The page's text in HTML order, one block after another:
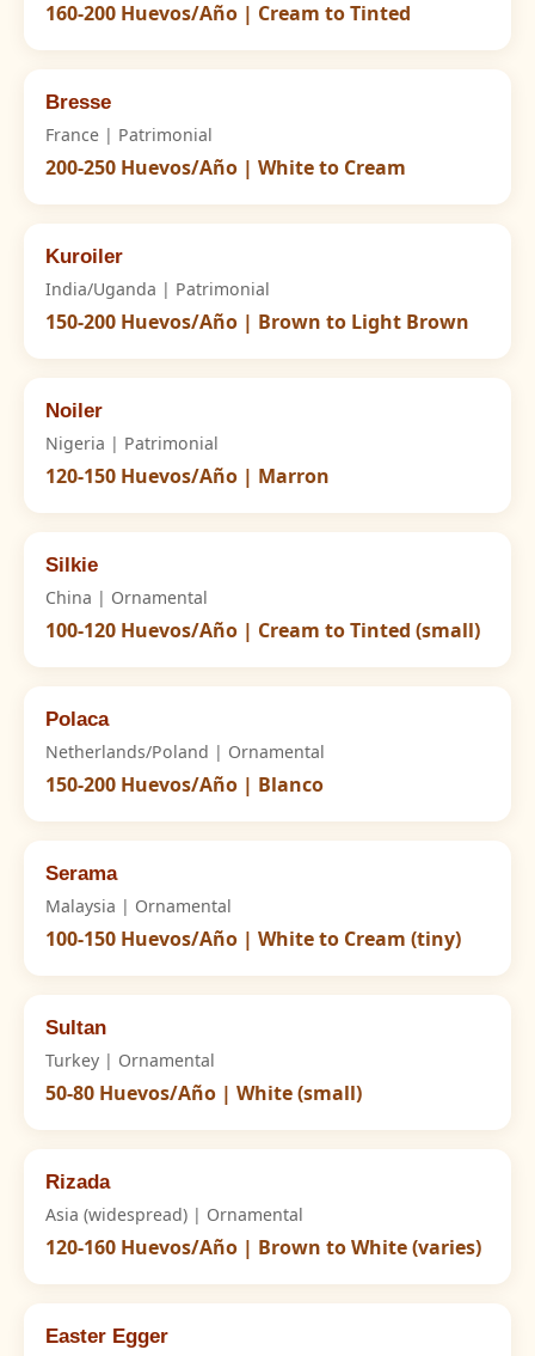
160-200 Huevos/Año | Cream to Tinted
Bresse
France | Patrimonial
200-250 Huevos/Año | White to Cream
Kuroiler
India/Uganda | Patrimonial
150-200 Huevos/Año | Brown to Light Brown
Noiler
Nigeria | Patrimonial
120-150 Huevos/Año | Marron
Silkie
China | Ornamental
100-120 Huevos/Año | Cream to Tinted (small)
Polaca
Netherlands/Poland | Ornamental
150-200 Huevos/Año | Blanco
Serama
Malaysia | Ornamental
100-150 Huevos/Año | White to Cream (tiny)
Sultan
Turkey | Ornamental
50-80 Huevos/Año | White (small)
Rizada
Asia (widespread) | Ornamental
120-160 Huevos/Año | Brown to White (varies)
Easter Egger